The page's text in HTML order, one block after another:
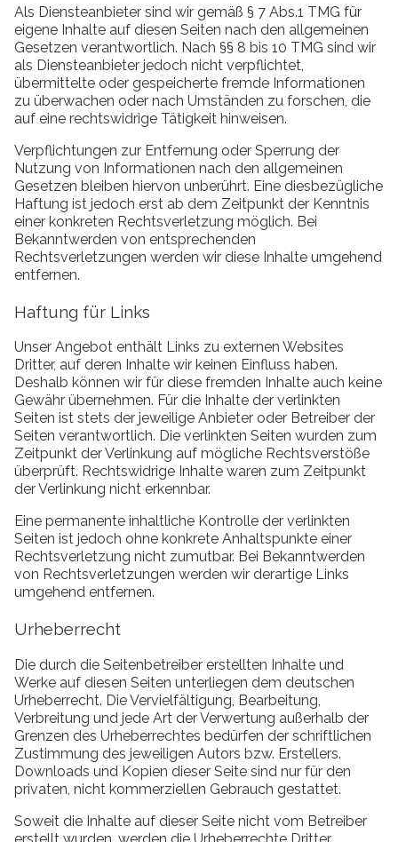
Als Diensteanbieter sind wir gemäß § 7 Abs.1 TMG für
eigene Inhalte auf diesen Seiten nach den allgemeinen
Gesetzen verantwortlich. Nach §§ 8 bis 10 TMG sind wir
als Diensteanbieter jedoch nicht verpflichtet,
übermittelte oder gespeicherte fremde Informationen
zu überwachen oder nach Umständen zu forschen, die
auf eine rechtswidrige Tätigkeit hinweisen.
Verpflichtungen zur Entfernung oder Sperrung der
Nutzung von Informationen nach den allgemeinen
Gesetzen bleiben hiervon unberührt. Eine diesbezügliche
Haftung ist jedoch erst ab dem Zeitpunkt der Kenntnis
einer konkreten Rechtsverletzung möglich. Bei
Bekanntwerden von entsprechenden
Rechtsverletzungen werden wir diese Inhalte umgehend
entfernen.
Haftung für Links
Unser Angebot enthält Links zu externen Websites
Dritter, auf deren Inhalte wir keinen Einfluss haben.
Deshalb können wir für diese fremden Inhalte auch keine
Gewähr übernehmen. Für die Inhalte der verlinkten
Seiten ist stets der jeweilige Anbieter oder Betreiber der
Seiten verantwortlich. Die verlinkten Seiten wurden zum
Zeitpunkt der Verlinkung auf mögliche Rechtsverstöße
überprüft. Rechtswidrige Inhalte waren zum Zeitpunkt
der Verlinkung nicht erkennbar.
Eine permanente inhaltliche Kontrolle der verlinkten
Seiten ist jedoch ohne konkrete Anhaltspunkte einer
Rechtsverletzung nicht zumutbar. Bei Bekanntwerden
von Rechtsverletzungen werden wir derartige Links
umgehend entfernen.
Urheberrecht
Die durch die Seitenbetreiber erstellten Inhalte und
Werke auf diesen Seiten unterliegen dem deutschen
Urheberrecht. Die Vervielfältigung, Bearbeitung,
Verbreitung und jede Art der Verwertung außerhalb der
Grenzen des Urheberrechtes bedürfen der schriftlichen
Zustimmung des jeweiligen Autors bzw. Erstellers.
Downloads und Kopien dieser Seite sind nur für den
privaten, nicht kommerziellen Gebrauch gestattet.
Soweit die Inhalte auf dieser Seite nicht vom Betreiber